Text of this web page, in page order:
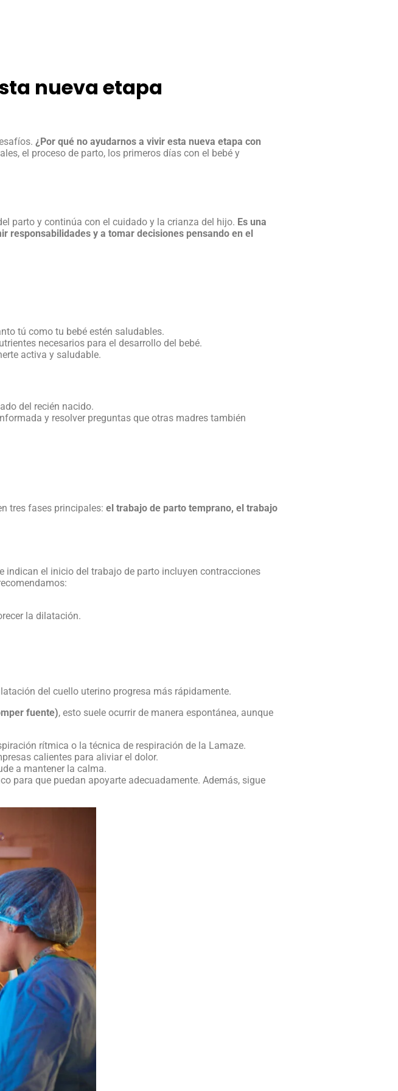
nueva etapa
¿Por qué no ayudarnos a vivir esta nueva etapa con
el proceso de parto, los primeros días con el bebé y
parto y continúa con el cuidado y la crianza del hijo. Es una
responsabilidades y a tomar decisiones pensando en el
tú como tu bebé estén saludables.
necesarios para el desarrollo del bebé.
activa y saludable.
del recién nacido.
y resolver preguntas que otras madres también
tres fases principales: el trabajo de parto temprano, el trabajo
indican el inicio del trabajo de parto incluyen contracciones
la dilatación.
del cuello uterino progresa más rápidamente.
fuente), esto suele ocurrir de manera espontánea, aunque
rítmica o la técnica de respiración de la Lamaze.
calientes para aliviar el dolor.
a mantener la calma.
para que puedan apoyarte adecuadamente. Además, sigue